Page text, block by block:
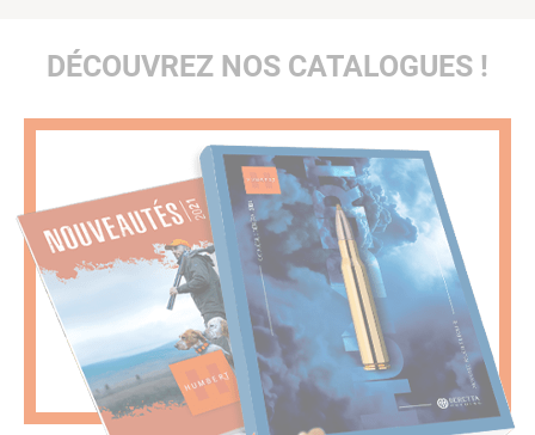
DÉCOUVREZ NOS CATALOGUES !